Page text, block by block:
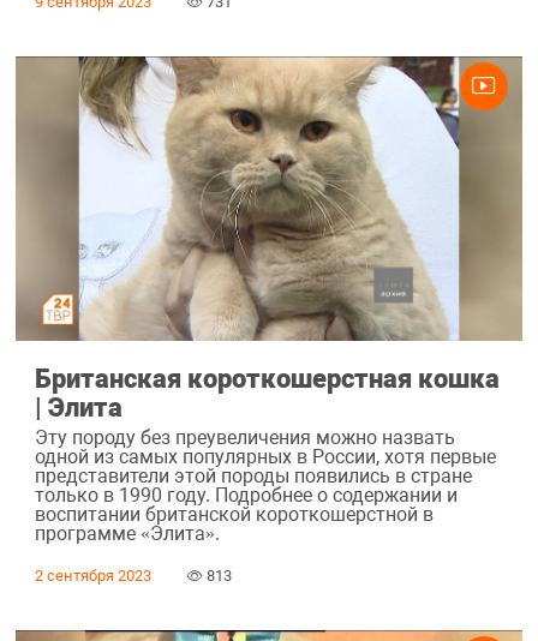
Британская короткошерстная кошка
| Элита
Эту породу без преувеличения можно назвать
одной из самых популярных в России, хотя первые
представители этой породы появились в стране
только в 1990 году. Подробнее о содержании и
воспитании британской короткошерстной в
программе «Элита».
2 сентября 2023 813